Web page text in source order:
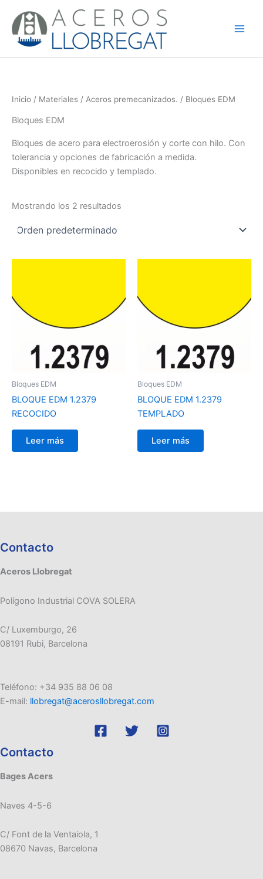
contenido
Inicio / Materiales / Aceros premecanizados. / Bloques EDM
Bloques EDM
Bloques de acero para electroerosión y corte con hilo. Con
tolerancia y opciones de fabricación a medida.
Disponibles en recocido y templado.
Mostrando los 2 resultados
Bloques EDM
BLOQUE EDM 1.2379
RECOCIDO
Leer más
Bloques EDM
BLOQUE EDM 1.2379
TEMPLADO
Leer más
Contacto
Aceros Llobregat
Polígono Industrial COVA SOLERA
C/ Luxemburgo, 26
08191 Rubi, Barcelona
Teléfono: +34 935 88 06 08
E-mail: llobregat@acerosllobregat.com
Contacto
Bages Acers
Naves 4-5-6
C/ Font de la Ventaiola, 1
08670 Navas, Barcelona